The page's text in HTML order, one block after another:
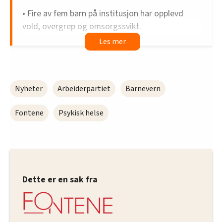
• Fire av fem barn på institusjon har opplevd
vold, overgrep og omsorgssvikt.
• Institusjoner må bygge tettere på å gi barn
• Barn ønsker å bo på institusjoner som kjennes
som et hjem og som bygger på at det skal være
mest mulig normalt.
voksne de har tillit til som kan stoppe dem på
• Alle institusjoner må ha plikt til å lage en plan
Nyheter Arbeiderpartiet Barnevern
Fontene Psykisk helse
Dette er en sak fra